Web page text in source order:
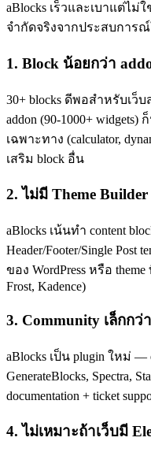
aBlocks เร็วและเบาแต่ไ
จำกัดจริงจากประสบการ
1. Block น้อยกว่า
30+ blocks ดีพอสำหรับเว็
addon (90-1000+
เฉพาะทาง (calculator,
เสริม block อื่น
2. ไม่มี Theme
aBlocks เน้นทำ content
Header/Footer/Single Post
ของ WordPress หรือ
Frost, Kadence)
3. Community เล็กกว่
aBlocks เป็น plugin ใหม่ —
GenerateBlocks, Spectra,
documentation + ticket
4. ไม่เหมาะถ้าเว็บมี